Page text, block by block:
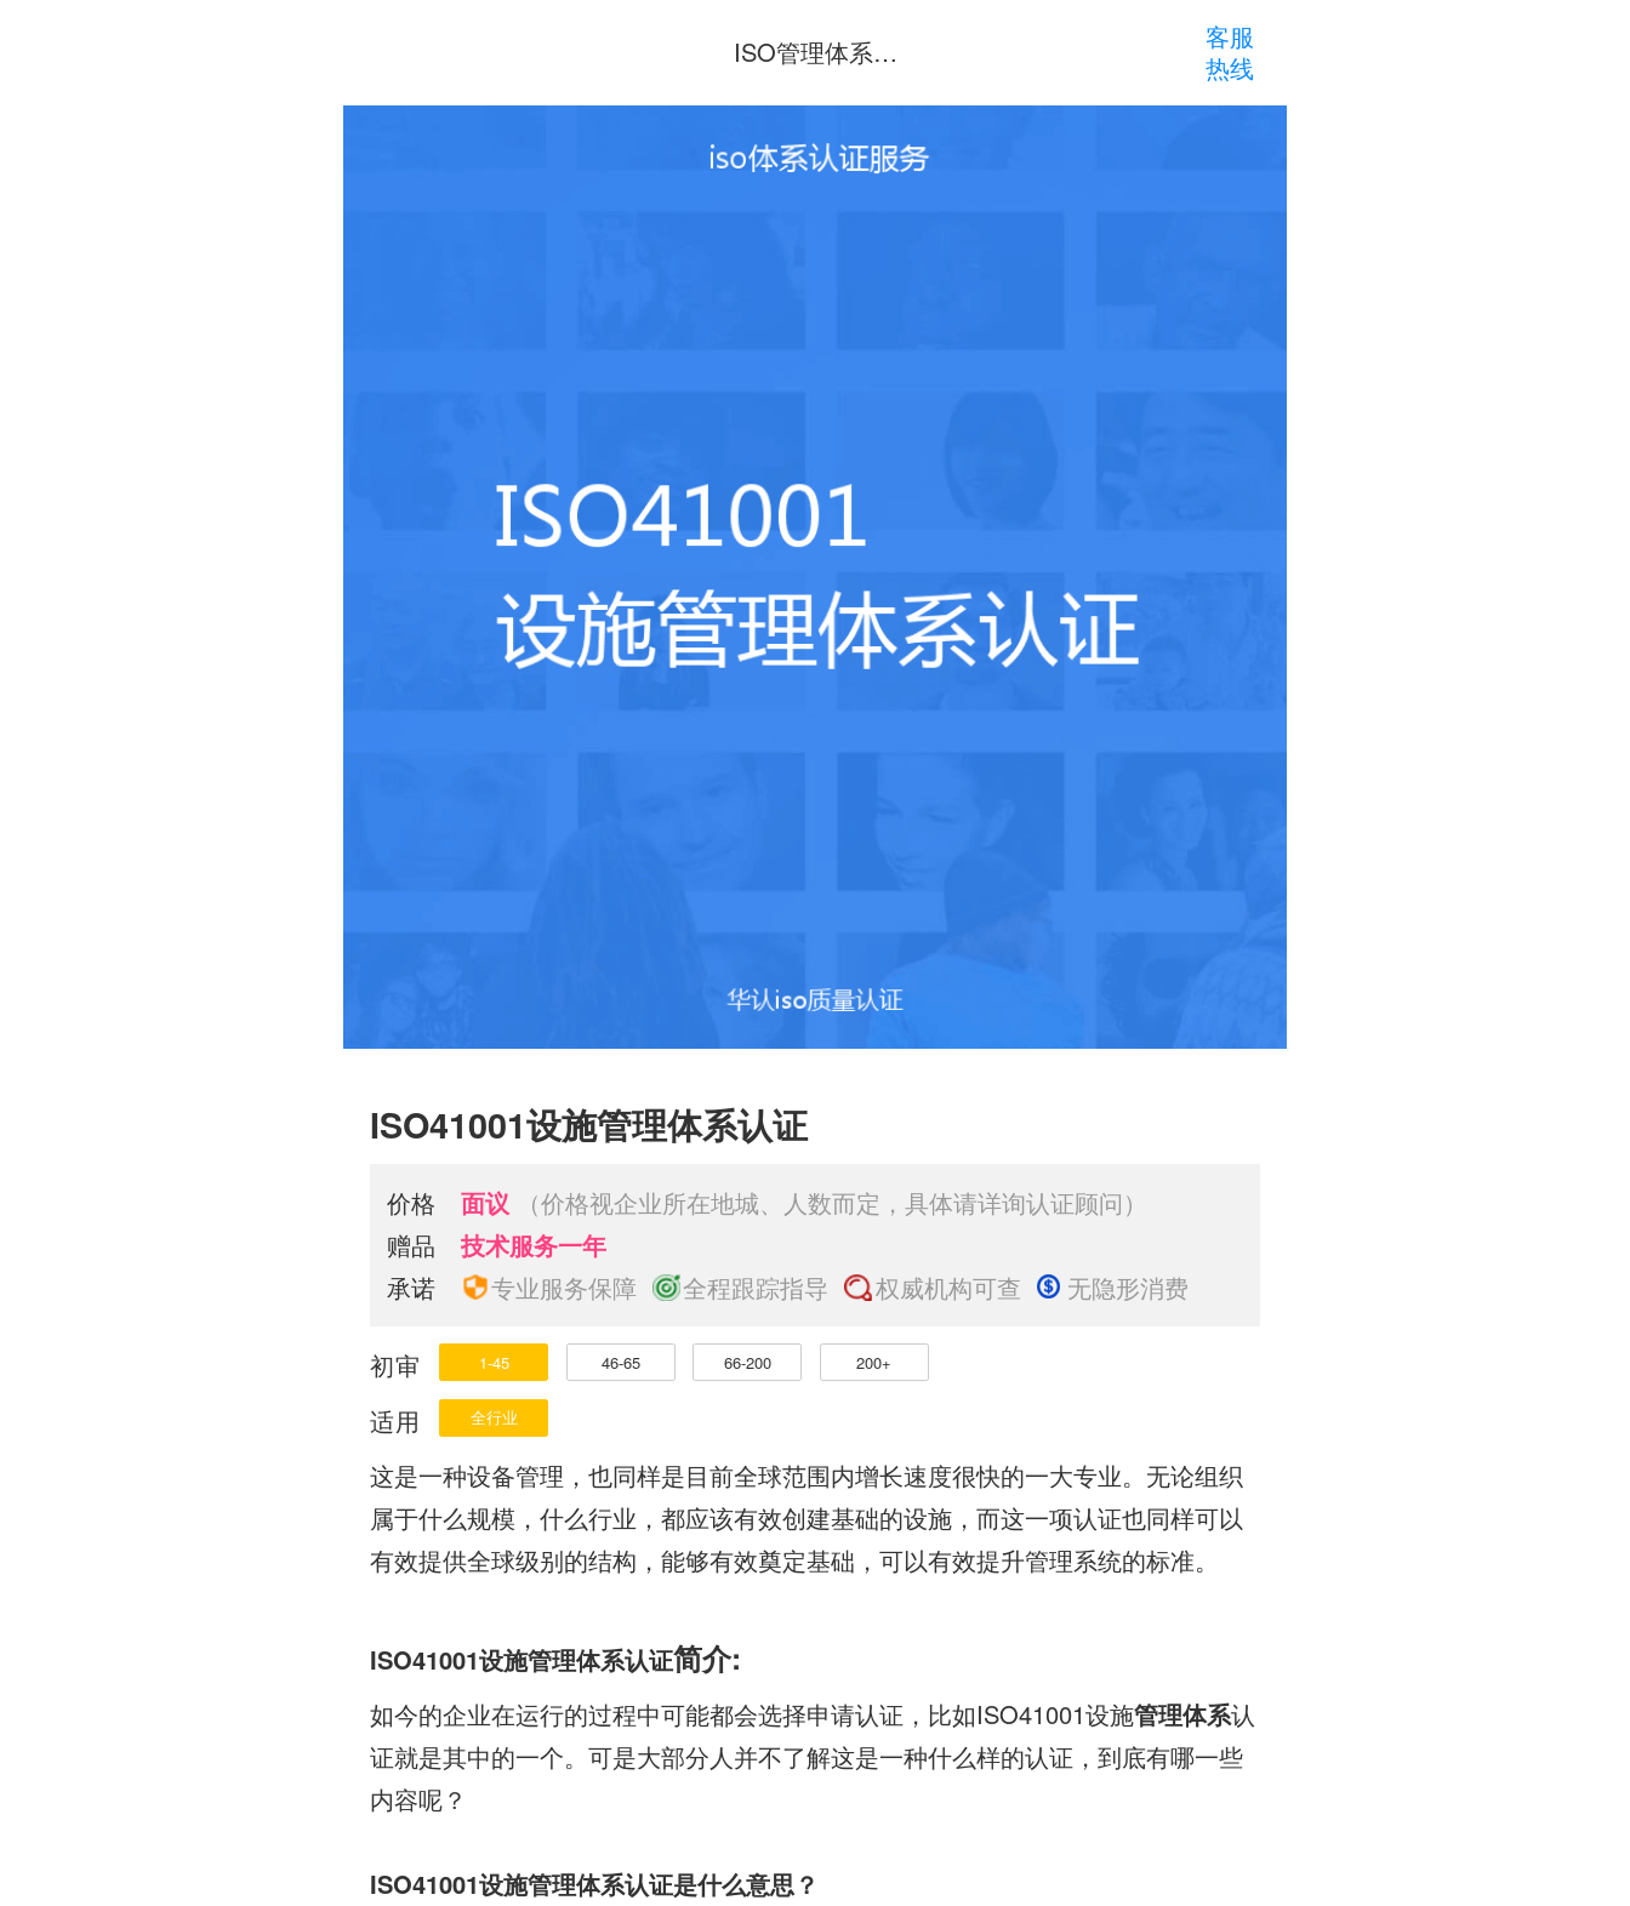
ISO管理体系认
证咨询
客服
热线
ISO41001设施管理体系认证
价格 面议
（价格视企业所在地城、人数而定，具体请详询认证顾问）
赠品
技术服务一年
承诺
专业服务保障 全程跟踪指导 权威机构可查 无隐形消费
初审 1-45 46-65 66-200 200+
适用 全行业
这是一种设备管理，也同样是目前全球范围内增长速度很快的一大专业。无论组织
属于什么规模，什么行业，都应该有效创建基础的设施，而这一项认证也同样可以
有效提供全球级别的结构，能够有效奠定基础，可以有效提升管理系统的标准。
ISO41001设施管理体系认证简介:
如今的企业在运行的过程中可能都会选择申请认证，比如ISO41001设施管理体系认
证就是其中的一个。可是大部分人并不了解这是一种什么样的认证，到底有哪一些
内容呢？
ISO41001设施管理体系认证是什么意思？